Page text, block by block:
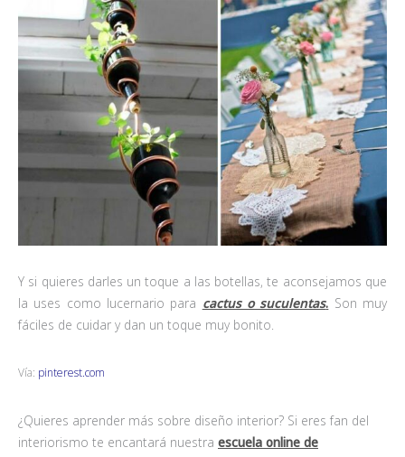
Y si quieres darles un toque a las botellas, te aconsejamos que
la uses como lucernario para cactus o suculentas. Son muy
fáciles de cuidar y dan un toque muy bonito.
Vía: pinterest.com
¿Quieres aprender más sobre diseño interior? Si eres fan del
interiorismo te encantará nuestra escuela online de